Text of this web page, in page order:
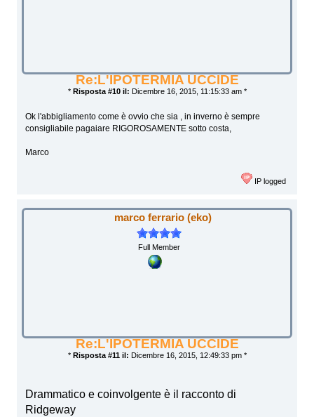
Re:L'IPOTERMIA UCCIDE
* Risposta #10 il: Dicembre 16, 2015, 11:15:33 am *
Ok l'abbigliamento come è ovvio che sia , in inverno è sempre
consigliabile pagaiare RIGOROSAMENTE sotto costa,
Marco
IP logged
marco ferrario (eko)
Full Member
Re:L'IPOTERMIA UCCIDE
* Risposta #11 il: Dicembre 16, 2015, 12:49:33 pm *
Drammatico e coinvolgente è il racconto di
Ridgeway